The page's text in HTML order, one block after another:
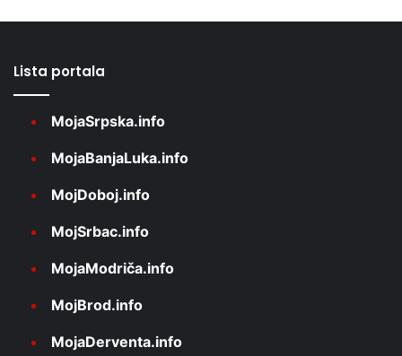
Lista portala
MojaSrpska.info
MojaBanjaLuka.info
MojDoboj.info
MojSrbac.info
MojaModriča.info
MojBrod.info
MojaDerventa.info